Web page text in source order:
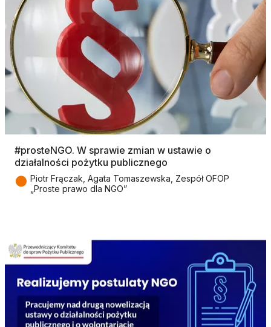
#prosteNGO. W sprawie zmian w ustawie o
działalności pożytku publicznego
● Piotr Frączak, Agata Tomaszewska, Zespół OFOP
„Proste prawo dla NGO”